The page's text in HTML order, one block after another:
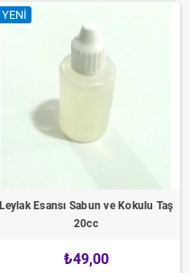
YENI
Leylak Esansı Sabun ve Kokulu Taş
20cc
₺49,00